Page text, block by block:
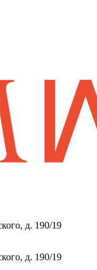
д. 190/19
д. 190/19